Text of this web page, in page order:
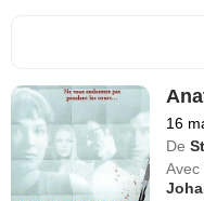
16
De
Avec